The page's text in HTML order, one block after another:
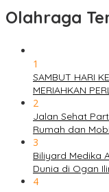
Olahraga
1
SAMBUT HARI
MERIAHKAN
2
Jalan Sehat
Rumah dan
3
Biliyard Medika
Dunia di Ogan
4